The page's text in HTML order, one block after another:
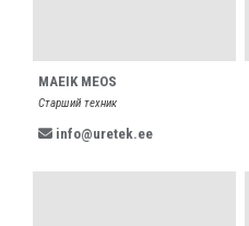
MAEIK MEOS
Старший техник
info@uretek.ee